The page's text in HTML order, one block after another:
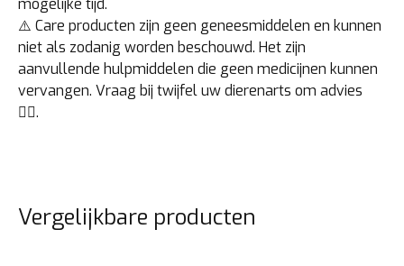
mogelijke tijd.
⚠️ Care producten zijn geen geneesmiddelen en kunnen
niet als zodanig worden beschouwd. Het zijn
aanvullende hulpmiddelen die geen medicijnen kunnen
vervangen. Vraag bij twijfel uw dierenarts om advies
👩‍⚕️.
Vergelijkbare producten